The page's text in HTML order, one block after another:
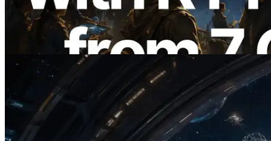
เปิดตัว Validators Information API